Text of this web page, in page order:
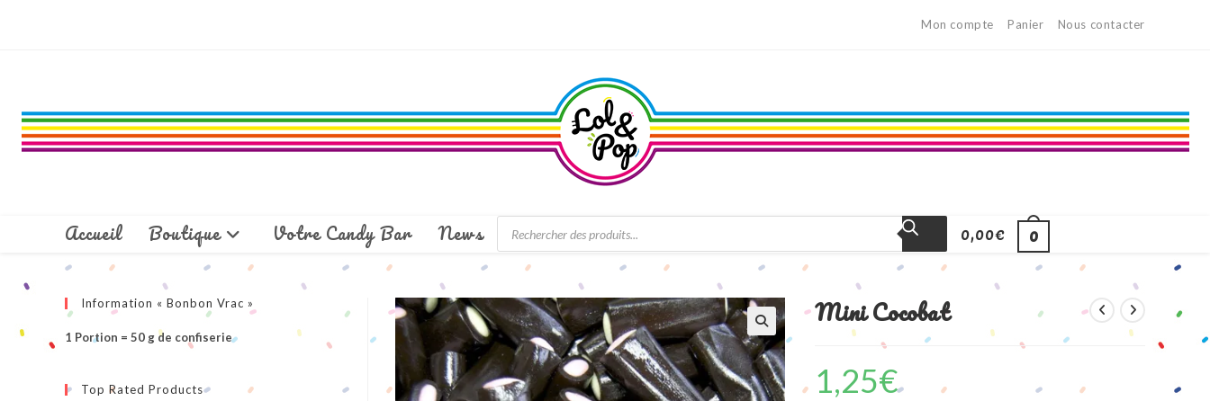
Mon compte Panier Nous contacter
Accueil Boutique Votre Candy Bar News
de
produits
0,00€ 0
🔍
Mini Cocobat
1,25€
Information « Bonbon Vrac »
1 Portion = 50 g de confiserie
Top Rated Products